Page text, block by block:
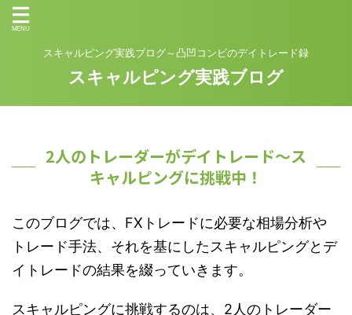
スキャルピング実践ブログ～凸凹コンビのデイトレード録
スキャルピング実践ブログ
2人のトレーダーがデイトレード～ス
キャルピングに挑戦中！
このブログでは、FXトレードに必要な相場分析や
トレード手法、それを基にしたスキャルピングとデ
イトレードの結果を綴っていきます。
スキャルピングに挑戦するのは、2人のトレーダー